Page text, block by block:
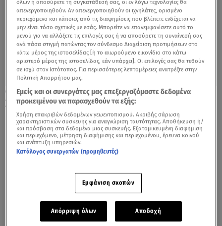
31.01.22, 14:30
Συμβούλιο Ευρώπης: Πρόεδρος της
Επιτροπής Μετανάστευσης ο Ρουσόπουλος
όλων ή αποσύρετε τη συγκατάθεσή σας, οι εν λόγω τεχνολογίες θα
απενεργοποιηθούν. Αν απενεργοποιηθούν οι ιχνηλάτες, ορισμένο
περιεχόμενο και κάποιες από τις διαφημίσεις που βλέπετε ενδέχεται να
μην είναι τόσο σχετικές με εσάς. Μπορείτε να επανεμφανίσετε αυτό το
μενού για να αλλάξετε τις επιλογές σας ή να αποσύρετε τη συναίνεσή σας
ανά πάσα στιγμή πατώντας τον σύνδεσμο Διαχείριση προτιμήσεων στο
κάτω μέρος της ιστοσελίδας [ή το αιωρούμενο εικονίδιο στο κάτω
αριστερό μέρος της ιστοσελίδας, εάν υπάρχει]. Οι επιλογές σας θα τεθούν
σε ισχύ στον Ιστότοπος. Για περισσότερες λεπτομέρειες ανατρέξτε στην
Πολιτική Απορρήτου μας.
Εμείς και οι συνεργάτες μας επεξεργαζόμαστε δεδομένα
προκειμένου να παρασχεθούν τα εξής:
Χρήση επακριβών δεδομένων γεωεντοπισμού. Ακριβής σάρωση
χαρακτηριστικών συσκευής για αναγνώριση ταυτότητας. Αποθήκευση ή/
και πρόσβαση στα δεδομένα μιας συσκευής. Εξατομικευμένη διαφήμιση
και περιεχόμενο, μέτρηση διαφήμισης και περιεχομένου, έρευνα κοινού
και ανάπτυξη υπηρεσιών.
Κατάλογος συνεργατών (προμηθευτές)
Εμφάνιση σκοπών
Απόρριψη όλων Αποδοχή